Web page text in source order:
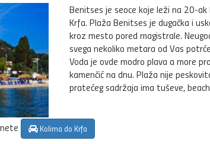
Benitses je seoce koje leži na 20-
Krfa. Plaža Benitses je dugačka i
kroz mesto pored magistrale.
svega nekoliko metara od Vas
Voda je ovde modro plava a more
kamenčić na dnu. Plaža nije
pratećeg sadržaja ima tuševe,
Kolima do Krfa